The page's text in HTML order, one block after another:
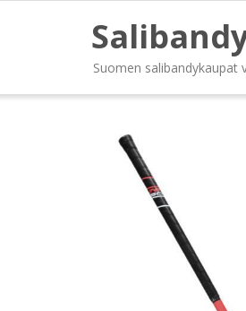
Suomen salibandykaupat